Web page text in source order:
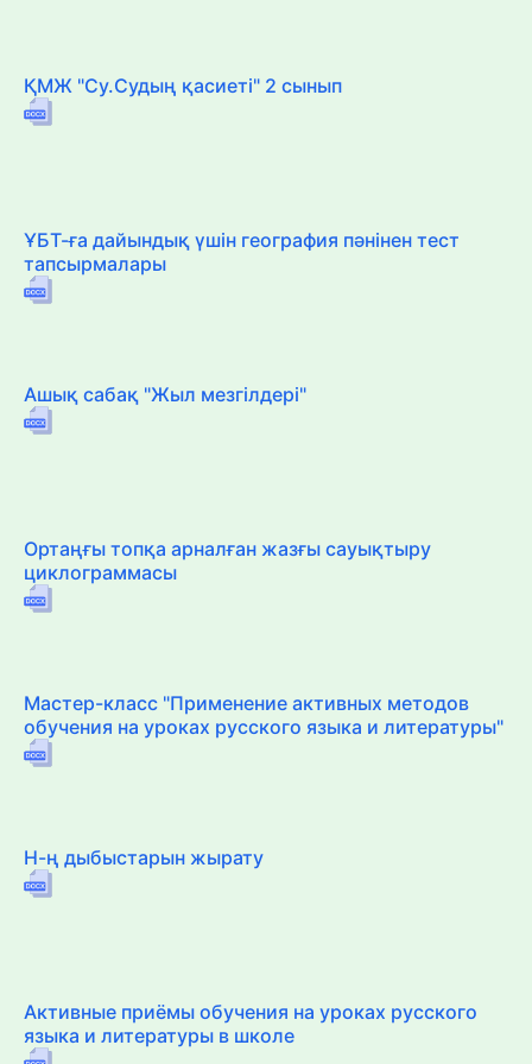
ҚМЖ "Су.Судың қасиеті" 2 сынып
ҰБТ-ға дайындық үшін география пәнінен тест
тапсырмалары
Ашық сабақ "Жыл мезгілдері"
Ортаңғы топқа арналған жазғы сауықтыру
циклограммасы
Мастер-класс "Применение активных методов
обучения на уроках русского языка и литературы"
Н-ң дыбыстарын жырату
Активные приёмы обучения на уроках русского
языка и литературы в школе